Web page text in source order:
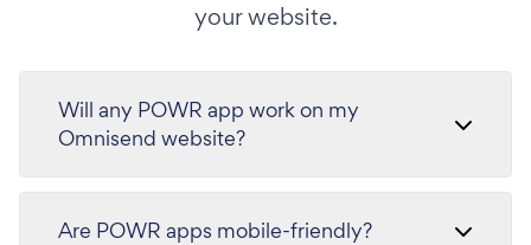
your website.
Will any POWR app work on my
Omnisend website?
Are POWR apps mobile-friendly?